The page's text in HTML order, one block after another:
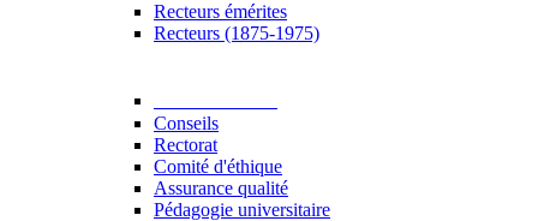
Recteurs émérites
Recteurs (1875-1975)
Conseils
Rectorat
Comité d'éthique
Assurance qualité
Pédagogie universitaire